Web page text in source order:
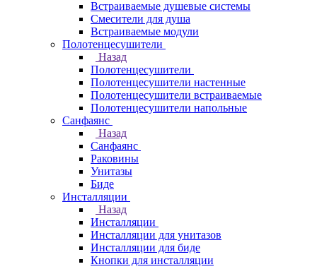
Встраиваемые душевые системы
Смесители для душа
Встраиваемые модули
Полотенцесушители
Назад
Полотенцесушители
Полотенцесушители настенные
Полотенцесушители встраиваемые
Полотенцесушители напольные
Санфаянс
Назад
Санфаянс
Раковины
Унитазы
Биде
Инсталляции
Назад
Инсталляции
Инсталляции для унитазов
Инсталляции для биде
Кнопки для инсталляции